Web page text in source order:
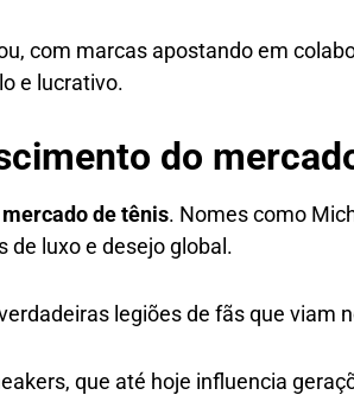
com marcas apostando em
e lucrativo.
do
mercado de tênis. Nomes como
de luxo e desejo global.
legiões de fãs que viam
que até hoje influencia